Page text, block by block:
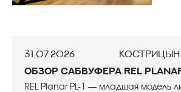
31.07.2026
Кострицын
Обзор сабвуфера REL Planar
REL Planar PL-1 — младшая модель